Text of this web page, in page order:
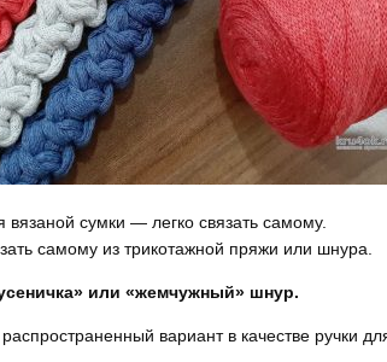
вязаной сумки — легко связать самому.
самому из трикотажной пряжи или шнура.
или «жемчужный» шнур.
вариант в качестве ручки